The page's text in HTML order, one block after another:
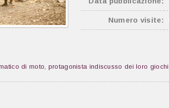
Numero visite:
di moto, protagonista indiscusso dei loro giochi